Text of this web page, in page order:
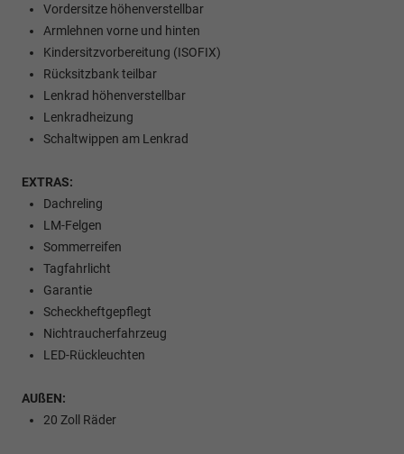
Vordersitze höhenverstellbar
Armlehnen vorne und hinten
Kindersitzvorbereitung (ISOFIX)
Rücksitzbank teilbar
Lenkrad höhenverstellbar
Lenkradheizung
Schaltwippen am Lenkrad
EXTRAS:
Dachreling
LM-Felgen
Sommerreifen
Tagfahrlicht
Garantie
Scheckheftgepflegt
Nichtraucherfahrzeug
LED-Rückleuchten
AUßEN:
20 Zoll Räder